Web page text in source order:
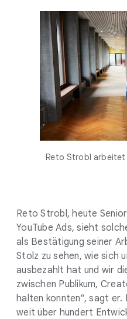
Reto Strobl arbeitet
Reto Strobl, heute
YouTube Ads, sieht
als Bestätigung seiner
Stolz zu sehen, wie sich
ausbezahlt hat und wir
zwischen Publikum,
halten konnten“, sagt
weit über hundert